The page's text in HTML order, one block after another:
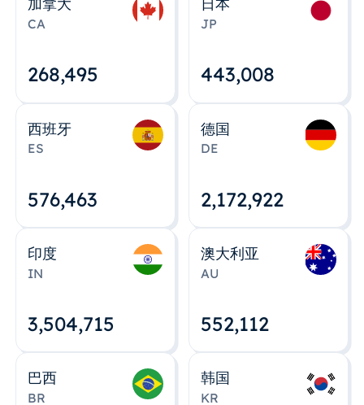
加拿大
CA
268,495
日本
JP
443,008
西班牙
ES
576,463
德国
DE
2,172,922
印度
IN
3,504,715
澳大利亚
AU
552,112
巴西
BR
韩国
KR